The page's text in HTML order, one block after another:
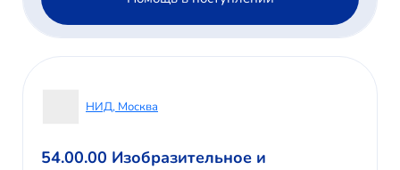
НИД, Москва
54.00.00 Изобразительное и